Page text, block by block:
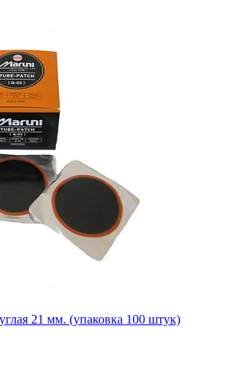
21 мм. (упаковка 100 штук)